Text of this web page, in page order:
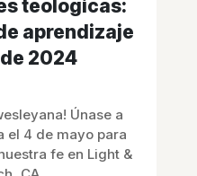
teológicas:
aprendizaje
2024
Únase a
el 4 de mayo para
fe en Light &